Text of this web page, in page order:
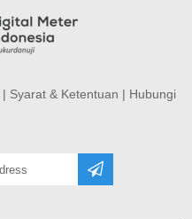
| Syarat & Ketentuan | Hubungi